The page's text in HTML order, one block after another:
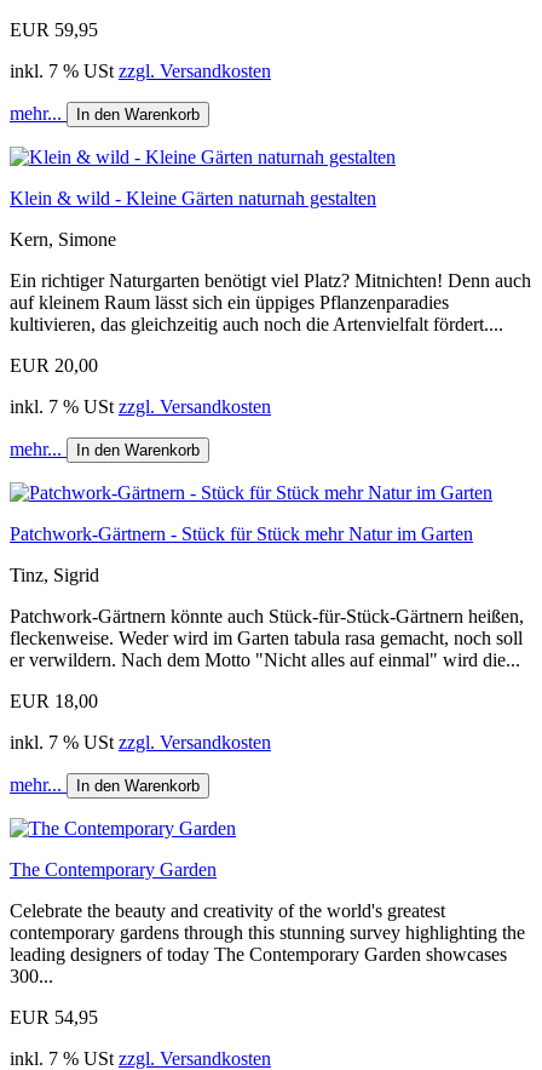
EUR 59,95
inkl. 7 % USt zzgl. Versandkosten
mehr... In den Warenkorb
Klein & wild - Kleine Gärten naturnah gestalten
Kern, Simone
Ein richtiger Naturgarten benötigt viel Platz? Mitnichten! Denn auch
auf kleinem Raum lässt sich ein üppiges Pflanzenparadies
kultivieren, das gleichzeitig auch noch die Artenvielfalt fördert....
EUR 20,00
inkl. 7 % USt zzgl. Versandkosten
mehr... In den Warenkorb
Patchwork-Gärtnern - Stück für Stück mehr Natur im Garten
Tinz, Sigrid
Patchwork-Gärtnern könnte auch Stück-für-Stück-Gärtnern heißen,
fleckenweise. Weder wird im Garten tabula rasa gemacht, noch soll
er verwildern. Nach dem Motto "Nicht alles auf einmal" wird die...
EUR 18,00
inkl. 7 % USt zzgl. Versandkosten
mehr... In den Warenkorb
The Contemporary Garden
Celebrate the beauty and creativity of the world's greatest
contemporary gardens through this stunning survey highlighting the
leading designers of today The Contemporary Garden showcases
300...
EUR 54,95
inkl. 7 % USt zzgl. Versandkosten